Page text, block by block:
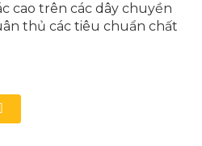
cao trên các dây chuyền
thủ các tiêu chuẩn chất